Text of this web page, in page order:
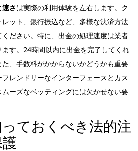
速さ は実際の利用体験を左右します。ク
ット、銀行振込など、多様な決済方法
ださい。特に、出金の処理速度は業者
す。24時間以内に出金を完了してくれ
、手数料がかからないかどうかも重要
レンドリーなインターフェースとカス
ーズなベッティングには欠かせない要
ておくべき法的注